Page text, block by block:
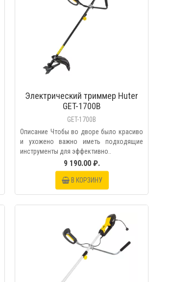
Электрический триммер Huter
GET-1700B
GET-1700B
Описание Чтобы во дворе было красиво
и ухожено важно иметь подходящие
инструменты для эффективно..
9 190.00 ₽.
В КОРЗИНУ
БЫСТРЫЙ ПРОСМОТР